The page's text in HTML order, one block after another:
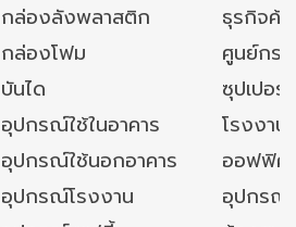
กล่องลังพลาสติก
ธุรกิจค้
กล่องโฟม
ศูนย์กร
บันได
ซุปเปอ
อุปกรณ์ใช้ในอาคาร
โรงงา
อุปกรณ์ใช้นอกอาคาร
ออฟฟิศ/
อุปกรณ์โรงงาน
อุปกรณ์